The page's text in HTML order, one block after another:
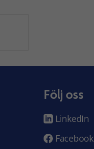
Följ oss
LinkedIn
Facebook